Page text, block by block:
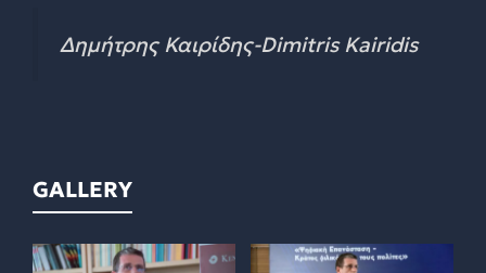
Δημήτρης Καιρίδης-Dimitris Kairidis
GALLERY